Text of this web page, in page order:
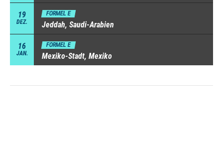
19
DEZ.
FORMEL E
Jeddah, Saudi-Arabien
16
JAN.
FORMEL E
Mexiko-Stadt, Mexiko